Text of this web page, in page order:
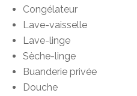
Congélateur
Lave-vaisselle
Lave-linge
Sèche-linge
Buanderie privée
Douche